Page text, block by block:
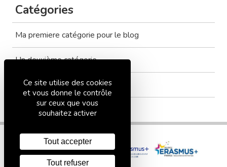
Catégories
Ma premiere catégorie pour le blog
Un deuxième catégorie
Tout voir
Ce site utilise des cookies
et vous donne le contrôle
sur ceux que vous
souhaitez activer
Tout accepter
Tout refuser